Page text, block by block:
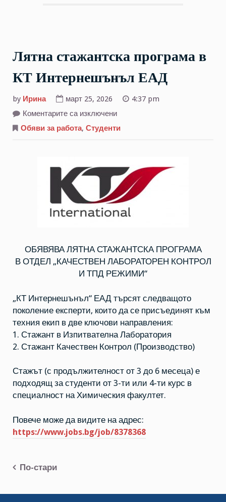
Лятна стажантска програма в
КТ Интернешънъл ЕАД
by Ирина март 25, 2026
4:37 pm
Коментарите са изключениза
стажантска
Обяви за работа, Студенти
ОБЯВЯВА ЛЯТНА СТАЖАНТСКА ПРОГРАМА
В ОТДЕЛ „КАЧЕСТВЕН ЛАБОРАТОРЕН КОНТРОЛ
И ТПД РЕЖИМИ“
„КТ Интернешънъл“ ЕАД търсят следващото
поколение експерти, които да се присъединят към
техния екип в две ключови направления:
1. Стажант в Изпитвателна Лаборатория
2. Стажант Качествен Контрол (Производство)
Стажът (с продължителност от 3 до 6 месеца) е
подходящ за студенти от 3-ти или 4-ти курс в
специалност на Химическия факултет.
Повече може да видите на адрес:
https://www.jobs.bg/job/8378368
Навигация
По-стари